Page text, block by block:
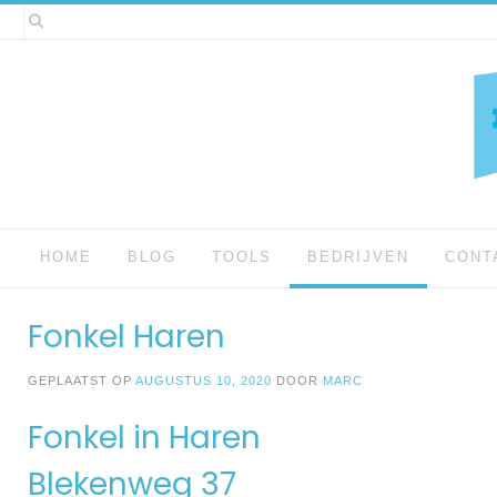
Spring
naar
HOME BLOG TOOLS BEDRIJVEN
Fonkel Haren
GEPLAATST OP AUGUSTUS 10, 2020 DOOR MARC
Fonkel in Haren
Blekenweg 37